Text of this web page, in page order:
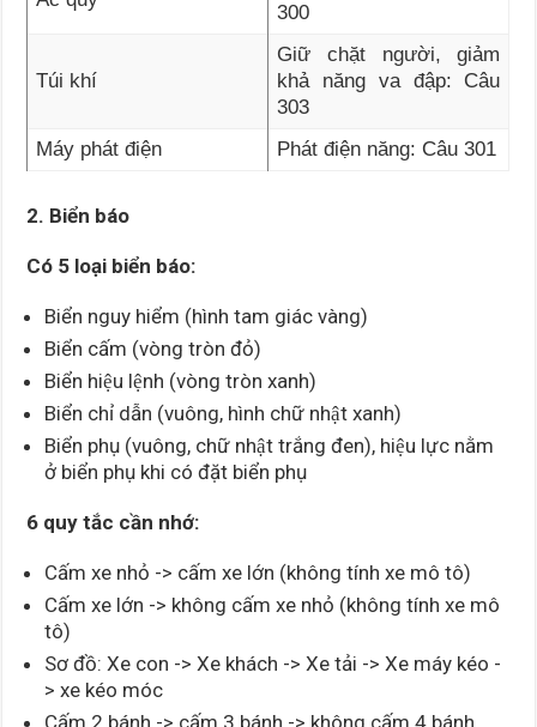
300
Túi khí
Giữ chặt người, giảm
khả năng va đập: Câu
303
Máy phát điện
Phát điện năng: Câu 301
2. Biển báo
Có 5 loại biển báo:
Biển nguy hiểm (hình tam giác vàng)
Biển cấm (vòng tròn đỏ)
Biển hiệu lệnh (vòng tròn xanh)
Biển chỉ dẫn (vuông, hình chữ nhật xanh)
Biển phụ (vuông, chữ nhật trắng đen), hiệu lực nằm
ở biển phụ khi có đặt biển phụ
6 quy tắc cần nhớ:
Cấm xe nhỏ -> cấm xe lớn (không tính xe mô tô)
Cấm xe lớn -> không cấm xe nhỏ (không tính xe mô
tô)
Sơ đồ: Xe con -> Xe khách -> Xe tải -> Xe máy kéo -
> xe kéo móc
Cấm 2 bánh -> cấm 3 bánh -> không cấm 4 bánh